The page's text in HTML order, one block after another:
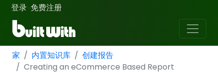
登录 · 免费注册
家 内置知识库
创建报告
Creating an eCommerce Based Report